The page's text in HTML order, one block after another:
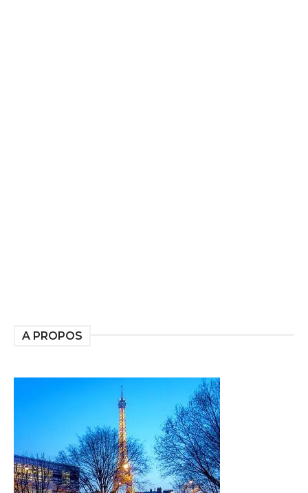
A PROPOS